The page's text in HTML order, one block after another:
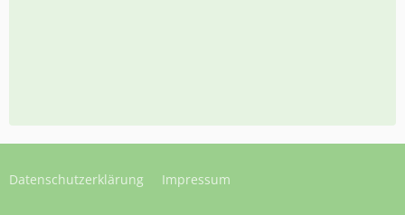
Datenschutzerklärung Impressum